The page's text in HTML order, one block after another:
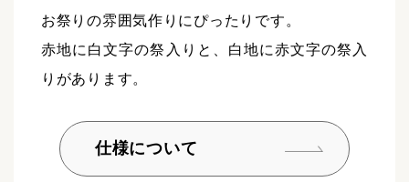
お祭りの雰囲気作りにぴったりです。
赤地に白文字の祭入りと、白地に赤文字の祭入
りがあります。
仕様について